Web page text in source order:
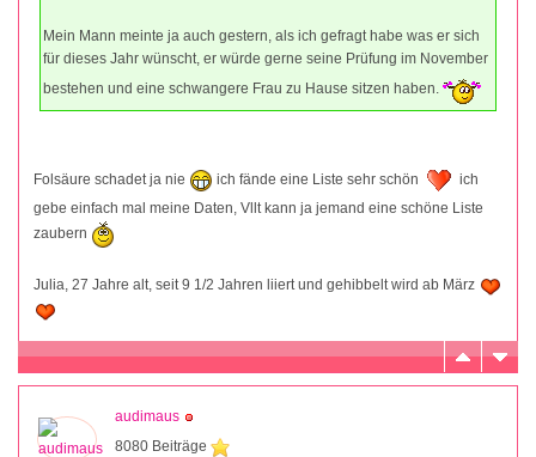
Mein Mann meinte ja auch gestern, als ich gefragt habe was er sich
für dieses Jahr wünscht, er würde gerne seine Prüfung im November
bestehen und eine schwangere Frau zu Hause sitzen haben.
Folsäure schadet ja nie ich fände eine Liste sehr schön
ich
gebe einfach mal meine Daten, Vllt kann ja jemand eine schöne Liste
zaubern
Julia, 27 Jahre alt, seit 9 1/2 Jahren liiert und gehibbelt wird ab März
audimaus
8080 Beiträge